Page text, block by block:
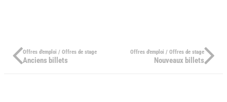
Offres d’emploi / Offres de stage
Anciens billets
Offres d’emploi / Offres de stage
Nouveaux billets